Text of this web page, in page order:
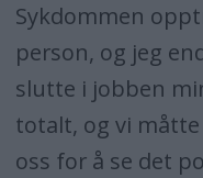
Sykdommen
person, og jeg
slutte i jobben
totalt, og vi
oss for å se det